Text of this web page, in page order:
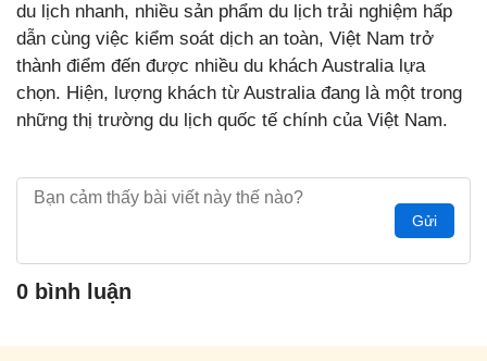
du lịch nhanh, nhiều sản phẩm du lịch trải nghiệm hấp
dẫn cùng việc kiểm soát dịch an toàn, Việt Nam trở
thành điểm đến được nhiều du khách Australia lựa
chọn. Hiện, lượng khách từ Australia đang là một trong
những thị trường du lịch quốc tế chính của Việt Nam.
Gửi
0 bình luận